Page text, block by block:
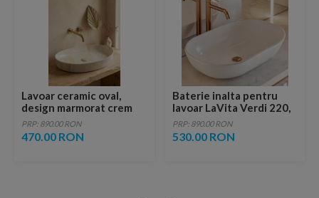
Lavoar ceramic oval,
design marmorat crem
lucios cu vene aurii,
ventil inclus
PRP: 890.00 RON
470.00 RON
Baterie inalta pentru
lavoar LaVita Verdi 220,
fara ventil, brushed
copper
PRP: 890.00 RON
530.00 RON